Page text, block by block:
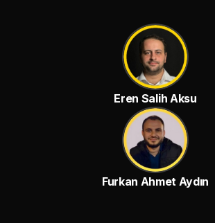
Eren Salih Aksu
Furkan Ahmet Aydın